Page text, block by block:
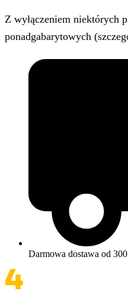
Z wyłączeniem niektórych
ponadgabarytowych
Darmowa dostawa od 300